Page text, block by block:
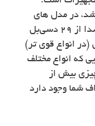
در مدل های
مختلف هواکش صنعتی بی صدا‎، شدت صدا از 29 دسی‌بل
تر) و از 38 دسی‌بل (در انواع قوی تر)
که انواع مختلف
بیش از
شما وجود دارد